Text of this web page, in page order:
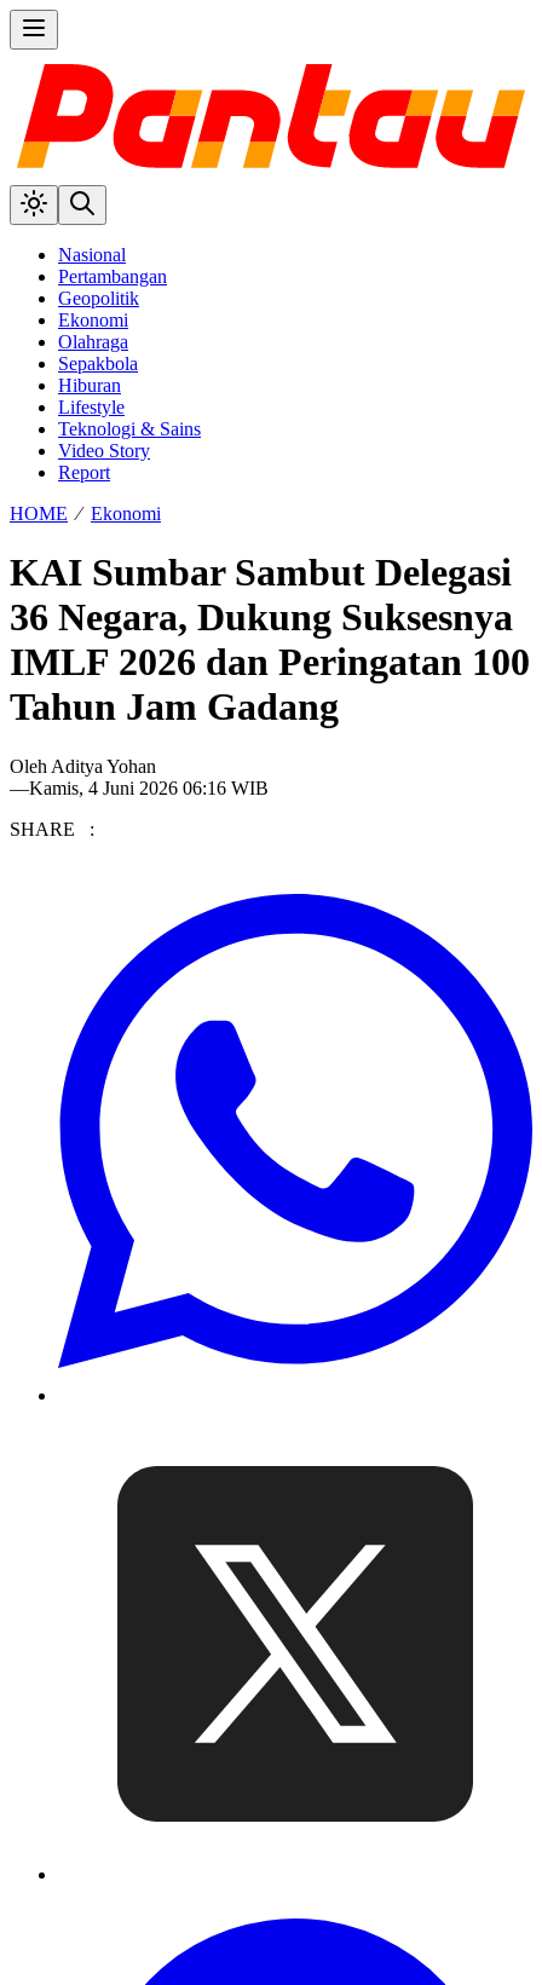
Nasional
Pertambangan
Geopolitik
Ekonomi
Olahraga
Sepakbola
Hiburan
Lifestyle
Teknologi & Sains
Video Story
Report
HOME ⁄ Ekonomi
KAI Sumbar Sambut Delegasi
36 Negara, Dukung Suksesnya
IMLF 2026 dan Peringatan 100
Tahun Jam Gadang
Oleh Aditya Yohan
—Kamis, 4 Juni 2026 06:16 WIB
SHARE :